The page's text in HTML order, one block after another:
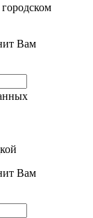
Вам
Вам